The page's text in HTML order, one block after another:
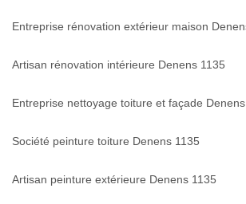
Entreprise rénovation extérieur maison
Artisan rénovation intérieure Denens 1135
Entreprise nettoyage toiture et façade
Société peinture toiture Denens 1135
Artisan peinture extérieure Denens 1135